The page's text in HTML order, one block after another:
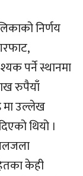
निर्णय
पर्ने स्थानमा
रुपैयाँ
मा उल्लेख
थियो ।
केही